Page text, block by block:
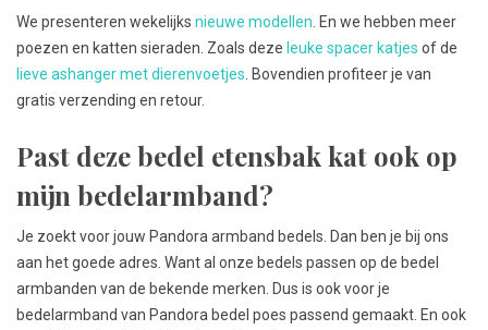
We presenteren wekelijks nieuwe modellen . En we hebben meer
poezen en katten sieraden. Zoals deze leuke spacer katjes of de
lieve ashanger met dierenvoetjes . Bovendien profiteer je van
gratis verzending en retour.
Past deze bedel etensbak kat ook op
mijn bedelarmband?
Je zoekt voor jouw Pandora armband bedels. Dan ben je bij ons
aan het goede adres. Want al onze bedels passen op de bedel
armbanden van de bekende merken. Dus is ook voor je
bedelarmband van Pandora bedel poes passend gemaakt. En ook